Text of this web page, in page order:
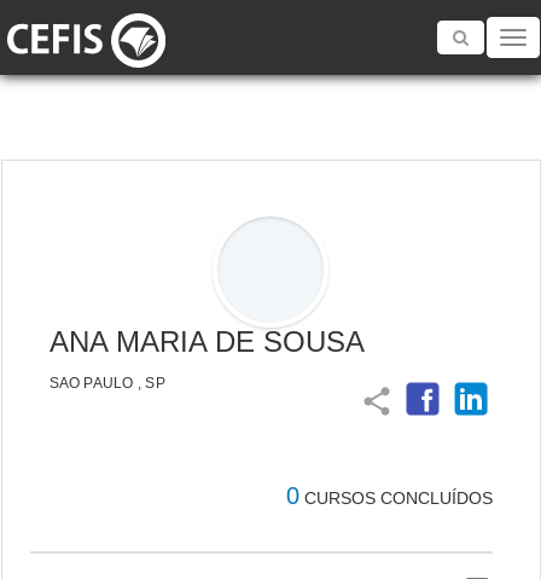
Toggle
ANA MARIA DE SOUSA
SAO PAULO , SP
share
0 CURSOS CONCLUÍDOS